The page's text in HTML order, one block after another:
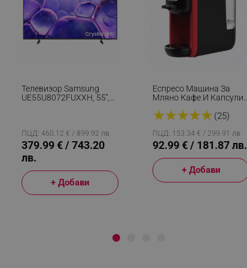
Телевизор Samsung
UE55U8072FUXXH, 55'',
Tizen, Черен
ПЦД: 460.12 € / 899.92 лв.
379.99 € / 743.20
лв.
+ Добави
Еспресо Машина За
Мляно Кафе И Капсули
OV51171B5, 1450W, 19
★★★★★(25)
ПЦД: 153.34 € / 299.91 лв.
92.99 € / 181.87 лв.
+ Добави